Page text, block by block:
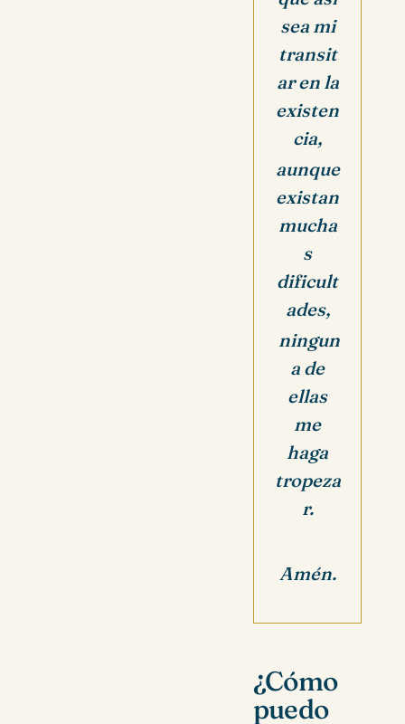
sea mi
transit
ar en la
existen
cia,
aunque
existan
mucha
s
dificult
ades,
ningun
a de
ellas
me
haga
tropeza
r.
Amén.
¿Cómo
puedo